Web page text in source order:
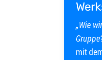
„Wie
mit